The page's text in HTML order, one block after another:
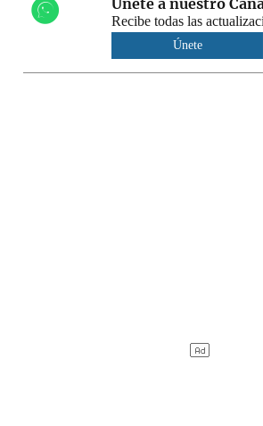
Únete a nuestro
Recibe todas las
Únete